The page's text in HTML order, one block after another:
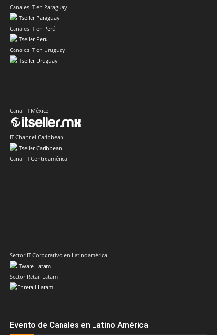
Canales IT en Paraguay
Canales IT en Perú
Canales IT en Uruguay
Canal IT México
IT Channel Caribbean
Canal IT Centroamérica
Sector IT Corporativo en Latinoamérica
Sector Retail Latam
Evento de Canales en Latino América